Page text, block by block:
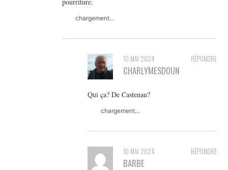
chargement…
RÉPONDRE
10 MAI 2024
CHARLYMESDOUN
Qui ça? De Castenau?
chargement…
RÉPONDRE
10 MAI 2024
BARBE